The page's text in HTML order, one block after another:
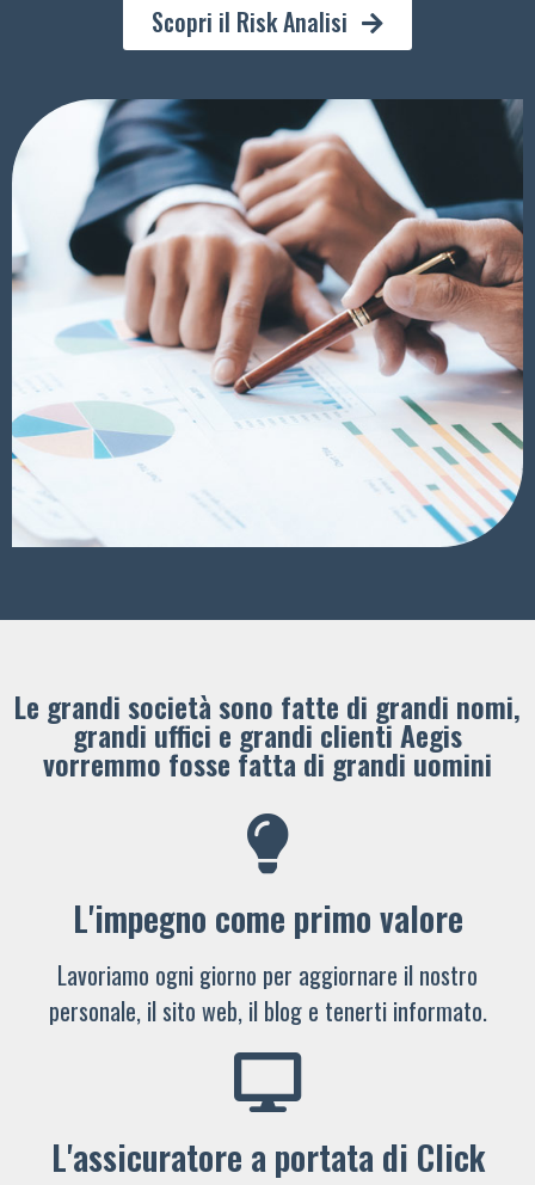
Scopri il Risk Analisi
Le grandi società sono fatte di grandi nomi,
grandi uffici e grandi clienti ​Aegis
vorremmo fosse fatta di grandi uomini
L'impegno come primo valore
Lavoriamo ogni giorno per aggiornare il nostro
personale, il sito web, il blog e tenerti informato.
L'assicuratore a portata di Click